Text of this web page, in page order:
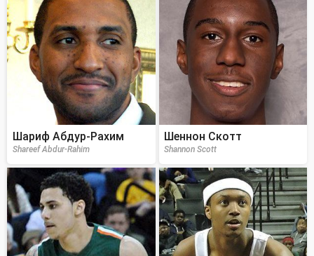
Шариф Абдур-Рахим
Shareef Abdur-Rahim
Шеннон Скотт
Shannon Scott